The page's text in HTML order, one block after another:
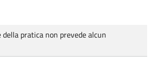
della pratica non prevede alcun